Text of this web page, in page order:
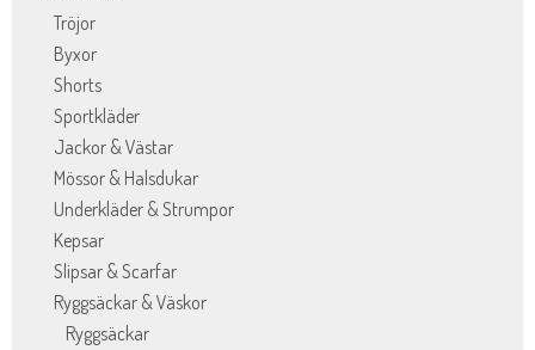
Tröjor
Byxor
Shorts
Sportkläder
Jackor & Västar
Mössor & Halsdukar
Underkläder & Strumpor
Kepsar
Slipsar & Scarfar
Ryggsäckar & Väskor
Ryggsäckar